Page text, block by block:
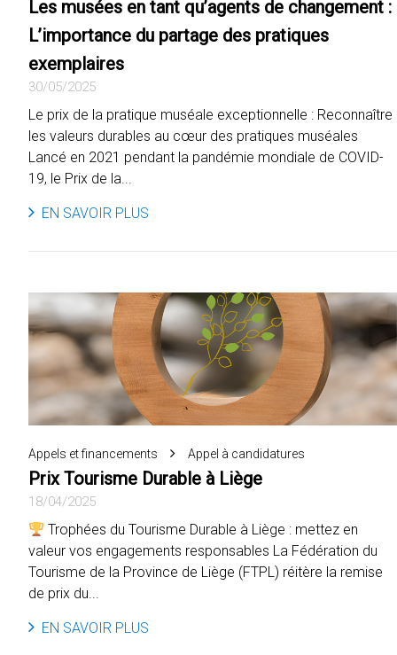
Les musées en tant qu’agents de changement :
L’importance du partage des pratiques
exemplaires
30/05/2025
Le prix de la pratique muséale exceptionnelle : Reconnaître
les valeurs durables au cœur des pratiques muséales
Lancé en 2021 pendant la pandémie mondiale de COVID-
19, le Prix de la...
EN SAVOIR PLUS
Appels et financements Appel à candidatures
Prix Tourisme Durable à Liège
18/04/2025
Trophées du Tourisme Durable à Liège : mettez en
valeur vos engagements responsables La Fédération du
Tourisme de la Province de Liège (FTPL) réitère la remise
de prix du...
EN SAVOIR PLUS